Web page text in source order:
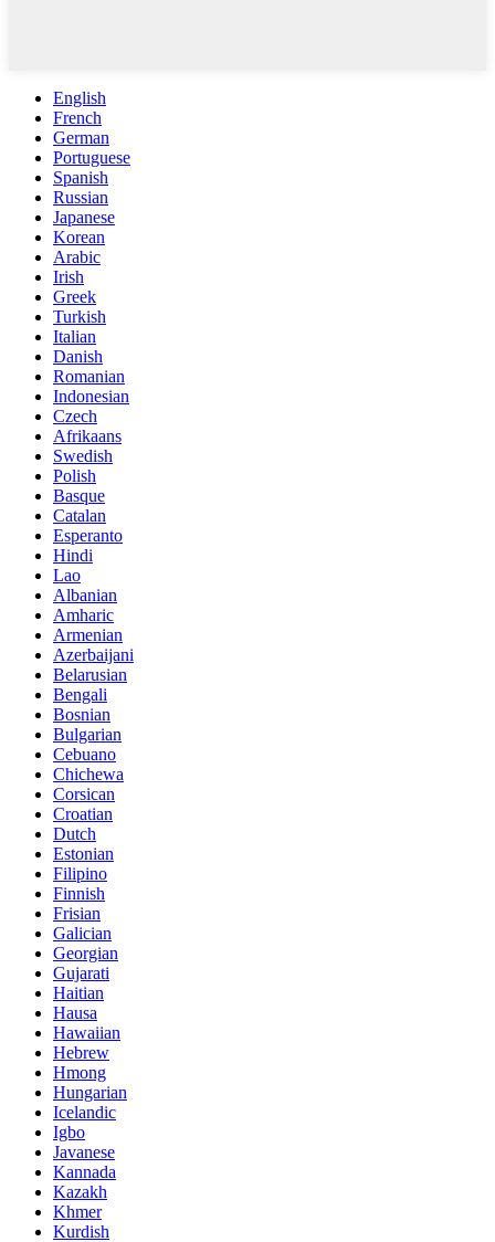
English
French
German
Portuguese
Spanish
Russian
Japanese
Korean
Arabic
Irish
Greek
Turkish
Italian
Danish
Romanian
Indonesian
Czech
Afrikaans
Swedish
Polish
Basque
Catalan
Esperanto
Hindi
Lao
Albanian
Amharic
Armenian
Azerbaijani
Belarusian
Bengali
Bosnian
Bulgarian
Cebuano
Chichewa
Corsican
Croatian
Dutch
Estonian
Filipino
Finnish
Frisian
Galician
Georgian
Gujarati
Haitian
Hausa
Hawaiian
Hebrew
Hmong
Hungarian
Icelandic
Igbo
Javanese
Kannada
Kazakh
Khmer
Kurdish